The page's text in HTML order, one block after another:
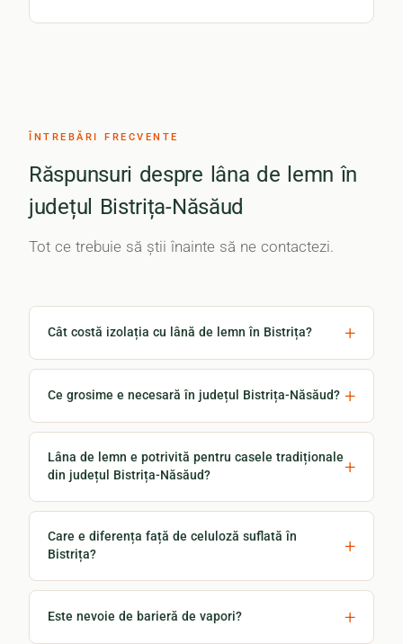
ÎNTREBĂRI FRECVENTE
Răspunsuri despre lâna de lemn în
județul Bistrița-Năsăud
Tot ce trebuie să știi înainte să ne contactezi.
Cât costă izolația cu lână de lemn în Bistrița?
Ce grosime e necesară în județul Bistrița-Năsăud?
Lâna de lemn e potrivită pentru casele tradiționale
din județul Bistrița-Năsăud?
Care e diferența față de celuloză suflată în
Bistrița?
Este nevoie de barieră de vapori?